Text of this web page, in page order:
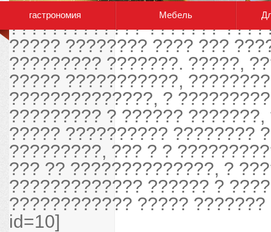
гастрономия Мебель
???? ???????? ??????????
????????????? ???????
????? ???????? ???? ???
????????? ???????. ?????,
????? ???????????,
??????????????, ?
????????? ? ??????
????? ?????????? ????????
?????????, ??? ? ?
??? ?? ??????????????, ?
????????????? ?????? ?
???????????? ?????
id=10]